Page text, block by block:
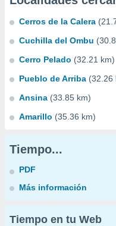
Cerros de la Calera
Cuchilla del Ombu
Cerro Pelado (32.21 km)
Pueblo de Arriba (32.26
Ansina (33.85 km)
Amarillo (35.36 km)
Tiempo...
PDF
Más información
Tiempo en tu Web